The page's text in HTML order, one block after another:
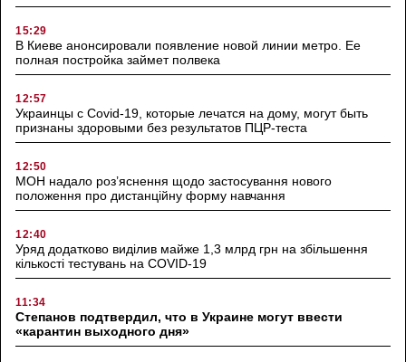
15:29
В Киеве анонсировали появление новой линии метро. Ее
полная постройка займет полвека
12:57
Украинцы с Covid-19, которые лечатся на дому, могут быть
признаны здоровыми без результатов ПЦР-теста
12:50
МОН надало роз’яснення щодо застосування нового
положення про дистанційну форму навчання
12:40
Уряд додатково виділив майже 1,3 млрд грн на збільшення
кількості тестувань на COVID-19
11:34
Степанов подтвердил, что в Украине могут ввести
«карантин выходного дня»